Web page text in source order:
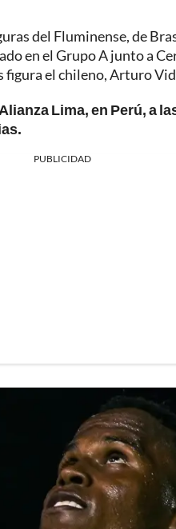
del Fluminense, de
en el Grupo A junto a
figura el chileno, Arturo
Lima, en Perú, a
PUBLICIDAD